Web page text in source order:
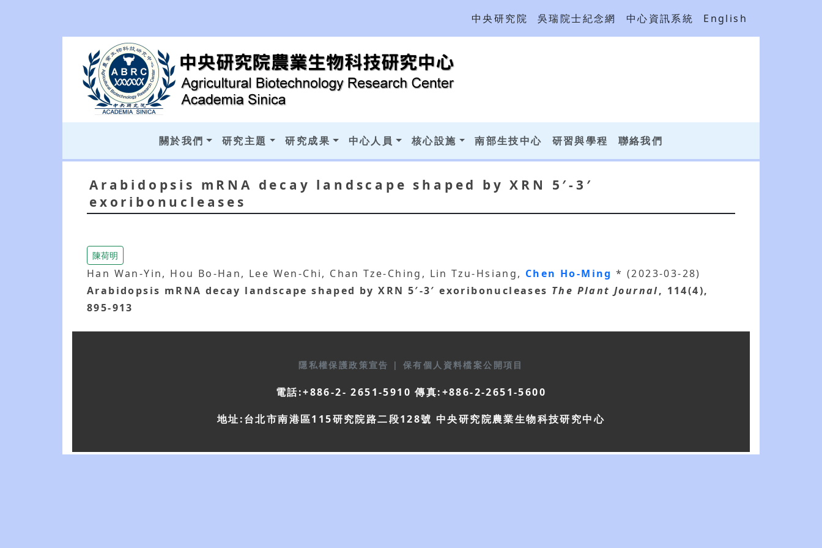
中央研究院 吳瑞院士紀念網 中心資訊系統 English
關於我們 研究主題 研究成果 中心人員 核心設施 南部生技中心 研習與學程 聯絡我們
Arabidopsis mRNA decay landscape shaped by XRN 5′‐3′
exoribonucleases
陳荷明
Han Wan‐Yin, Hou Bo‐Han, Lee Wen‐Chi, Chan Tze‐Ching, Lin Tzu‐Hsiang, Chen Ho‐Ming* (2023-03-28)
Arabidopsis mRNA decay landscape shaped by XRN 5′‐3′ exoribonucleases The Plant Journal, 114(4),
895-913
隱私權保護政策宣告 | 保有個人資料檔案公開項目
電話:+886-2- 2651-5910 傳真:+886-2-2651-5600
地址:台北市南港區115研究院路二段128號 中央研究院農業生物科技研究中心